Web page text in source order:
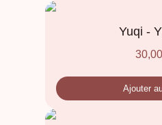
Yuqi -
30,00
Ajouter